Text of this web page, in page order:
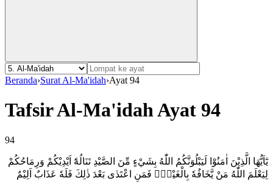
Beranda›Surat Al-Ma'idah›Ayat 94
Tafsir Al-Ma'idah Ayat 94
94
يٰٓاَيُّهَا الَّذِيْنَ اٰمَنُوْا لَيَبْلُوَنَّكُمُ اللّٰهُ بِشَيْءٍ مِّنَ الصَّيْدِ تَنَالُهٗٓ اَيْدِيْكُمْ وَرِمَاحُكُمْ
لِيَعْلَمَ اللّٰهُ مَنْ يَّخَافُهٗ بِالْغَيْبِۚ فَمَنِ اعْتَدٰى بَعْدَ ذٰلِكَ فَلَهٗ عَذَابٌ اَلِيْمٌ